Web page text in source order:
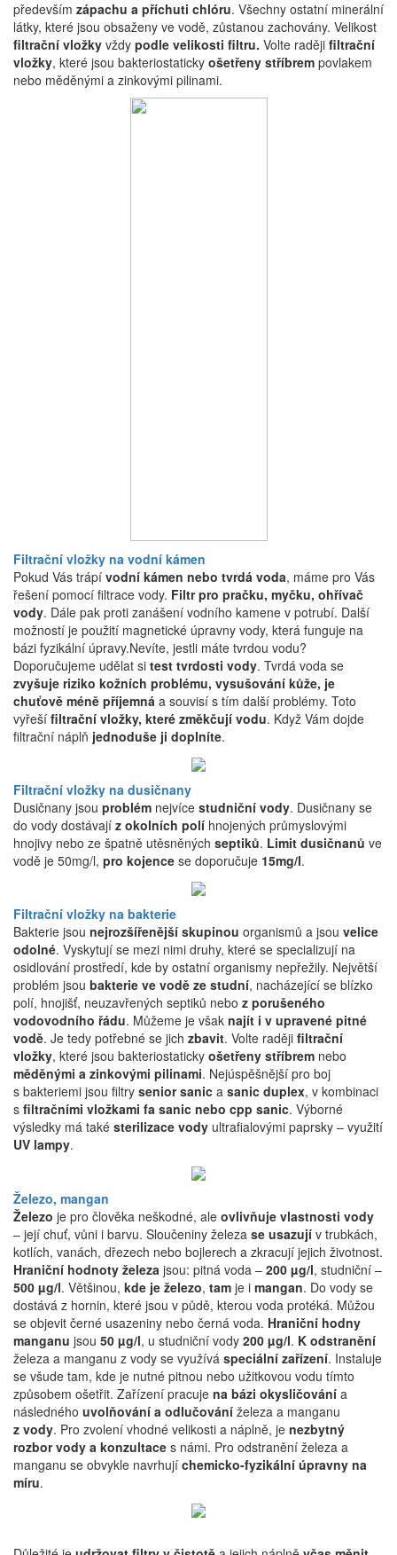
především zápachu a příchuti chlóru. Všechny ostatní minerální
látky, které jsou obsaženy ve vodě, zůstanou zachovány. Velikost
filtrační vložky vždy podle velikosti filtru. Volte raději filtrační
vložky, které jsou bakteriostaticky ošetřeny stříbrem povlakem
nebo měděnými a zinkovými pilinami.
Filtrační vložky na vodní kámen
Pokud Vás trápí vodní kámen nebo tvrdá voda, máme pro Vás
řešení pomocí filtrace vody. Filtr pro pračku, myčku, ohřívač
vody. Dále pak proti zanášení vodního kamene v potrubí. Další
možností je použití magnetické úpravny vody, která funguje na
bázi fyzikální úpravy.Nevíte, jestli máte tvrdou vodu?
Doporučujeme udělat si test tvrdosti vody. Tvrdá voda se
zvyšuje riziko kožních problému, vysušování kůže, je
chuťově méně příjemná a souvisí s tím další problémy. Toto
vyřeší filtrační vložky, které změkčují vodu. Když Vám dojde
filtrační náplň jednoduše ji doplníte.
Filtrační vložky na dusičnany
Dusičnany jsou problém nejvíce studniční vody. Dusičnany se
do vody dostávají z okolních polí hnojených průmyslovými
hnojivy nebo ze špatně utěsněných septiků. Limit dusičnanů ve
vodě je 50mg/l, pro kojence se doporučuje 15mg/l.
Filtrační vložky na bakterie
Bakterie jsou nejrozšířenější skupinou organismů a jsou velice
odolné. Vyskytují se mezi nimi druhy, které se specializují na
osidlování prostředí, kde by ostatní organismy nepřežily. Největší
problém jsou bakterie ve vodě ze studní, nacházející se blízko
polí, hnojišť, neuzavřených septiků nebo z porušeného
vodovodního řádu. Můžeme je však najít i v upravené pitné
vodě. Je tedy potřebné se jich zbavit. Volte raději filtrační
vložky, které jsou bakteriostaticky ošetřeny stříbrem nebo
měděnými a zinkovými pilinami. Nejúspěšnější pro boj
s bakteriemi jsou filtry senior sanic a sanic duplex, v kombinaci
s filtračními vložkami fa sanic nebo cpp sanic. Výborné
výsledky má také sterilizace vody ultrafialovými paprsky – využití
UV lampy.
Železo, mangan
Železo je pro člověka neškodné, ale ovlivňuje vlastnosti vody
– její chuť, vůni i barvu. Sloučeniny železa se usazují v trubkách,
kotlích, vanách, dřezech nebo bojlerech a zkracují jejich životnost.
Hraniční hodnoty železa jsou: pitná voda – 200 µg/l, studniční –
500 µg/l. Většinou, kde je železo, tam je i mangan. Do vody se
dostává z hornin, které jsou v půdě, kterou voda protéká. Můžou
se objevit černé usazeniny nebo černá voda. Hraniční hodny
manganu jsou 50 µg/l, u studniční vody 200 µg/l. K odstranění
železa a manganu z vody se využívá speciální zařízení. Instaluje
se všude tam, kde je nutné pitnou nebo užitkovou vodu tímto
způsobem ošetřit. Zařízení pracuje na bázi okysličování a
následného uvolňování a odlučování železa a manganu
z vody. Pro zvolení vhodné velikosti a náplně, je nezbytný
rozbor vody a konzultace s námi. Pro odstranění železa a
manganu se obvykle navrhují chemicko-fyzikální úpravny na
míru.